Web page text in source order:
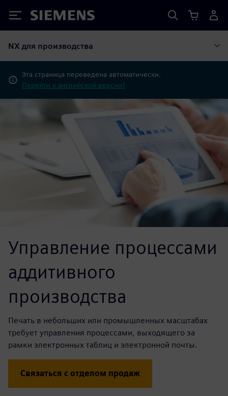
Siemens
NX для производства
Эта страница переведена автоматически.
Перейти к английской версии?
Управление процессами
аддитивного
производства
Печать в небольших или промышленных масштабах
требует управления процессами, выходящего за
рамки электронных таблиц и электронной почты.
Связаться с отделом продаж